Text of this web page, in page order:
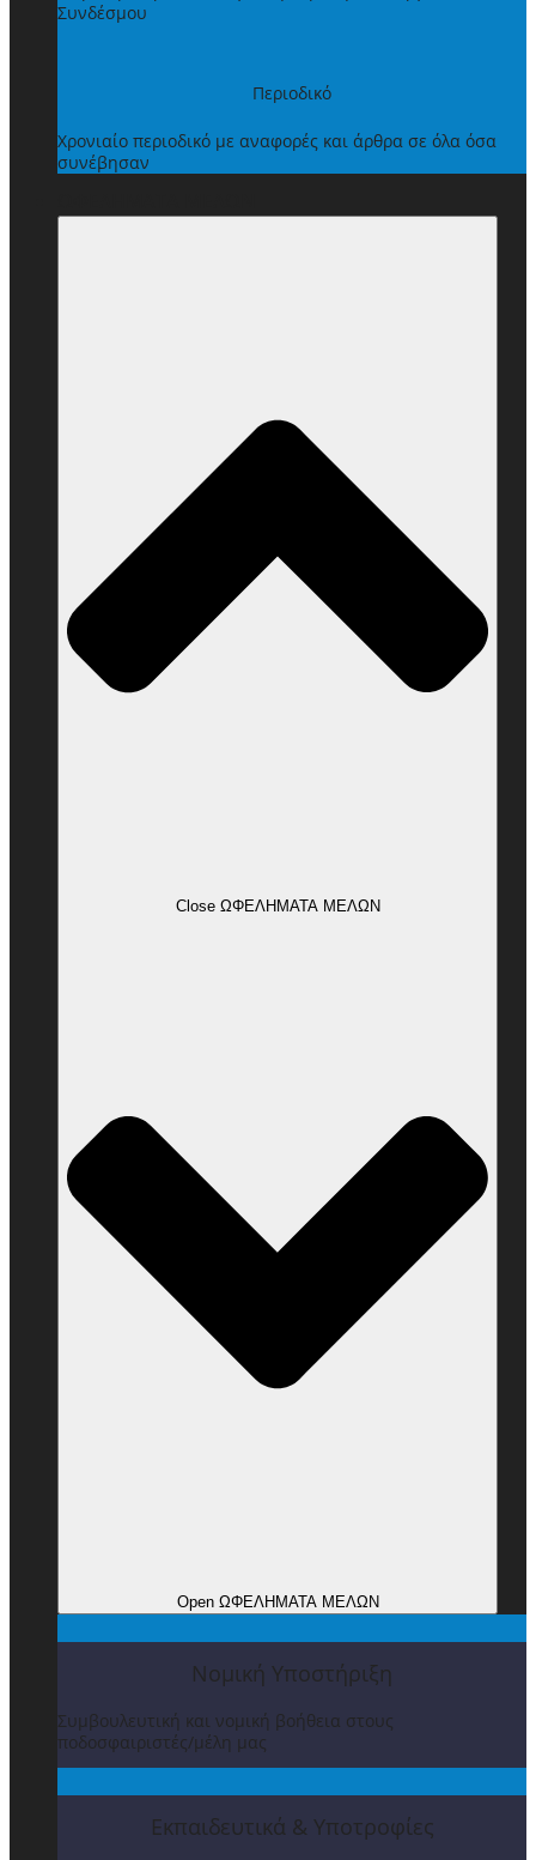
Συνδέσμου
Περιοδικό
Χρονιαίο περιοδικό με αναφορές και άρθρα σε όλα όσα
συνέβησαν
Close ΩΦΕΛΗΜΑΤΑ ΜΕΛΩΝ
Open ΩΦΕΛΗΜΑΤΑ ΜΕΛΩΝ
Νομική Υποστήριξη
Συμβουλευτική και νομική βοήθεια στους
ποδοσφαιριστές/μέλη μας
Εκπαιδευτικά & Υποτροφίες